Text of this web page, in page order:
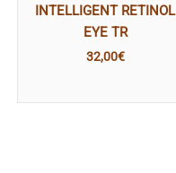
INTELLIGENT RETINOL
EYE TR
32,00€